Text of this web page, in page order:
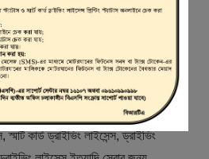
বাংলাদেশ রোড ট্রান্সপোর্ট অথরিটি
সেবা প্রদানের মাধ্যম যেখানে ড্রাইভার,
নিবন্ধিত করা হয় এবং
স্মার্ট কার্ড ড্রাইভিং লাইসেন্স, ড্রাইভিং